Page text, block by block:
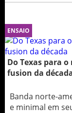
ENSAIO
Do Texas para
fusion da
Banda norte-
e minimal em